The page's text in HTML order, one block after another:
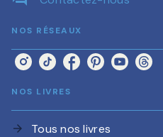
NOS RÉSEAUX
NOS LIVRES
arrow_forward Tous nos livres